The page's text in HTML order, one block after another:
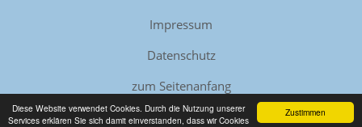
Zustimmen
Diese Website verwendet Cookies. Durch die Nutzung unserer
Services erklären Sie sich damit einverstanden, dass wir Cookies
Impressum
Datenschutz
zum Seitenanfang